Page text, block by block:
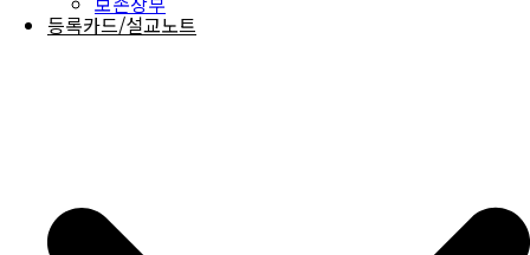
등록카드/설교노트